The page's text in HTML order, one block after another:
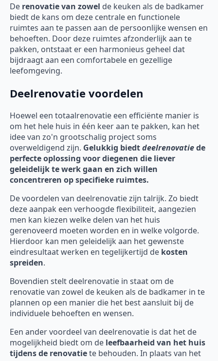
De renovatie van zowel de keuken als de badkamer
biedt de kans om deze centrale en functionele
ruimtes aan te passen aan de persoonlijke wensen en
behoeften. Door deze ruimtes afzonderlijk aan te
pakken, ontstaat er een harmonieus geheel dat
bijdraagt aan een comfortabele en gezellige
leefomgeving.
Deelrenovatie voordelen
Hoewel een totaalrenovatie een efficiënte manier is
om het hele huis in één keer aan te pakken, kan het
idee van zo'n grootschalig project soms
overweldigend zijn. Gelukkig biedtdeelrenovatiede
perfecte oplossing voor diegenen die liever
geleidelijk te werk gaan en zich willen
concentreren op specifieke ruimtes.
De voordelen van deelrenovatie zijn talrijk. Zo biedt
deze aanpak een verhoogde flexibiliteit, aangezien
men kan kiezen welke delen van het huis
gerenoveerd moeten worden en in welke volgorde.
Hierdoor kan men geleidelijk aan het gewenste
eindresultaat werken en tegelijkertijd de kosten
spreiden.
Bovendien stelt deelrenovatie in staat om de
renovatie van zowel de keuken als de badkamer in te
plannen op een manier die het best aansluit bij de
individuele behoeften en wensen.
Een ander voordeel van deelrenovatie is dat het de
mogelijkheid biedt om de leefbaarheid van het huis
tijdens de renovatiete behouden. In plaats van het